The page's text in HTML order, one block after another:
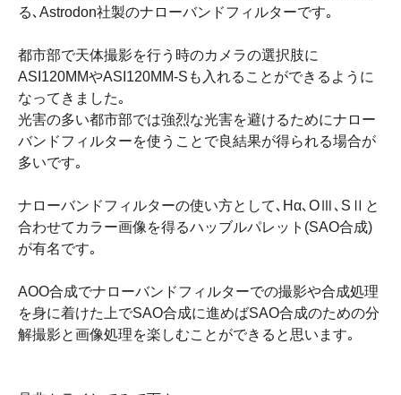
る､Astrodon社製のナローバンドフィルターです｡
都市部で天体撮影を行う時のカメラの選択肢に
ASI120MMやASI120MM-Sも入れることができるように
なってきました｡
光害の多い都市部では強烈な光害を避けるためにナロー
バンドフィルターを使うことで良結果が得られる場合が
多いです｡
ナローバンドフィルターの使い方として､Hα､OⅢ､SⅡと
合わせてカラー画像を得るハッブルパレット(SAO合成)
が有名です｡
AOO合成でナローバンドフィルターでの撮影や合成処理
を身に着けた上でSAO合成に進めばSAO合成のための分
解撮影と画像処理を楽しむことができると思います｡